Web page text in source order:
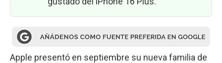
Apple presentó en septiembre su nueva familia de